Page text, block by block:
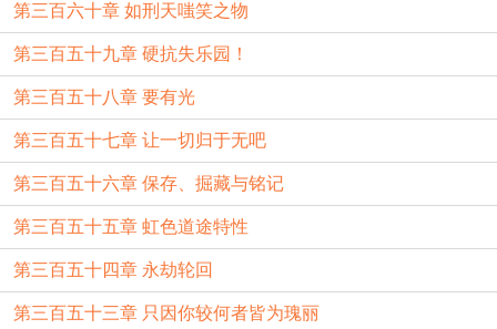
第三百六十章 如刑天嗤笑之物
第三百五十九章 硬抗失乐园！
第三百五十八章 要有光
第三百五十七章 让一切归于无吧
第三百五十六章 保存、掘藏与铭记
第三百五十五章 虹色道途特性
第三百五十四章 永劫轮回
第三百五十三章 只因你较何者皆为瑰丽